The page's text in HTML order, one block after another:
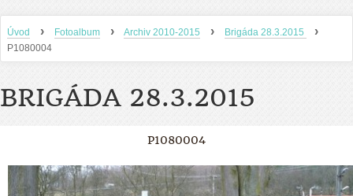
Úvod › Fotoalbum › Archiv 2010-2015 › Brigáda 28.3.2015 ›
P1080004
BRIGÁDA 28.3.2015
P1080004